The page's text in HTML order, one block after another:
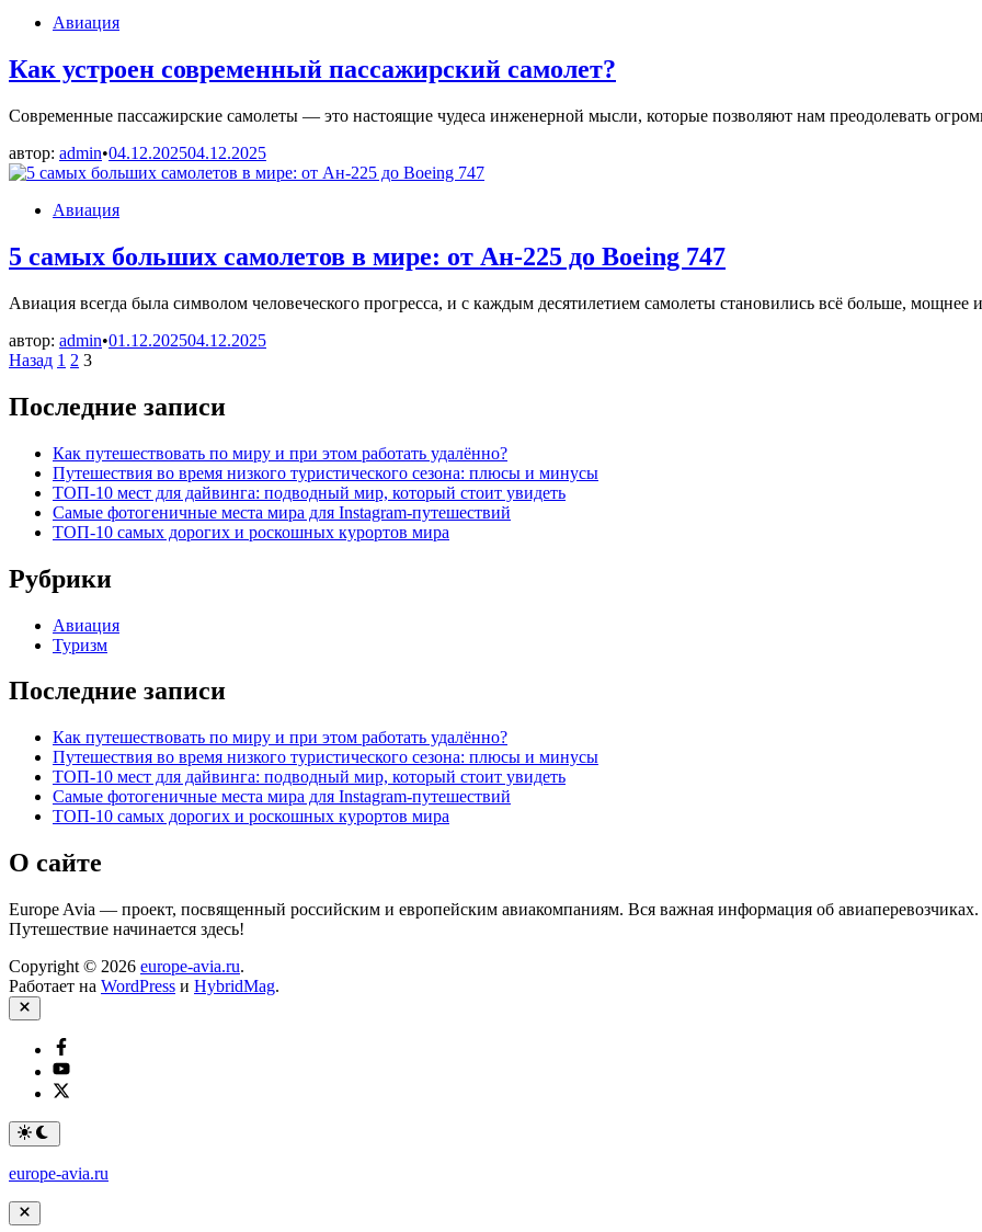
Опубликовано
Авиация
Как устроен современный пассажирский самолет?
Современные пассажирские самолеты — это настоящие чудеса инженерной мысли, которые позволяют нам преодолевать
автор: admin•04.12.202504.12.2025
Опубликовано
Авиация
5 самых больших самолетов в мире: от Ан-225 до Boeing 747
Авиация всегда была символом человеческого прогресса, и с каждым десятилетием самолеты становились всё больше, мощнее
автор: admin•01.12.202504.12.2025
Пагинация
записей
Назад 1 2 3
Последние записи
Как путешествовать по миру и при этом работать удалённо?
Путешествия во время низкого туристического сезона: плюсы и минусы
ТОП-10 мест для дайвинга: подводный мир, который стоит увидеть
Самые фотогеничные места мира для Instagram-путешествий
ТОП-10 самых дорогих и роскошных курортов мира
Рубрики
Авиация
Туризм
Последние записи
Как путешествовать по миру и при этом работать удалённо?
Путешествия во время низкого туристического сезона: плюсы и минусы
ТОП-10 мест для дайвинга: подводный мир, который стоит увидеть
Самые фотогеничные места мира для Instagram-путешествий
ТОП-10 самых дорогих и роскошных курортов мира
О сайте
Europe Avia — проект, посвященный российским и европейским авиакомпаниям. Вся важная информация об
Путешествие начинается здесь!
Copyright © 2026 europe-avia.ru.
Работает на WordPress и HybridMag.
Закрыть
Facebook
YouTube
Twitter
Переключить
на
режим
europe-avia.ru
Закрыть
меню